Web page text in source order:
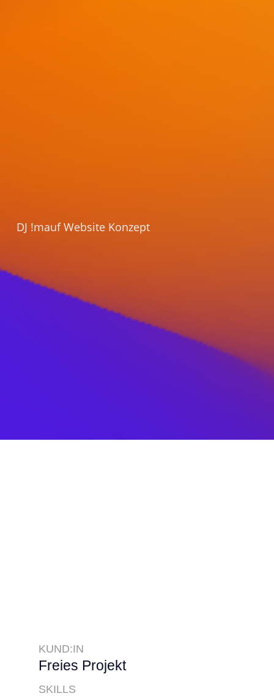
DJ !mauf Website Konzept
KUND:IN
Freies Projekt
SKILLS